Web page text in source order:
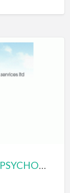
藍天心理諮詢有限公司 CHEERS PSYCHOLOGICAL CONSULTANCY SERVICES LIMITED